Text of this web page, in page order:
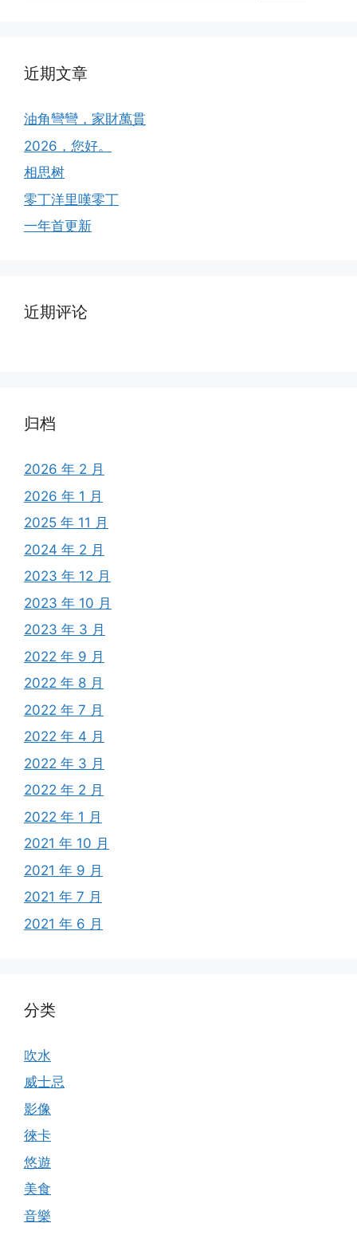
近期文章
油角彎彎，家財萬貫
2026，您好。
相思树
零丁洋里嘆零丁
一年首更新
近期评论
归档
2026 年 2 月
2026 年 1 月
2025 年 11 月
2024 年 2 月
2023 年 12 月
2023 年 10 月
2023 年 3 月
2022 年 9 月
2022 年 8 月
2022 年 7 月
2022 年 4 月
2022 年 3 月
2022 年 2 月
2022 年 1 月
2021 年 10 月
2021 年 9 月
2021 年 7 月
2021 年 6 月
分类
吹水
威士忌
影像
徠卡
悠遊
美食
音樂